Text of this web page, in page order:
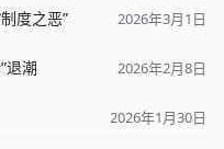
度之恶” 2026年3月1日
退潮 2026年2月8日
2026年1月30日